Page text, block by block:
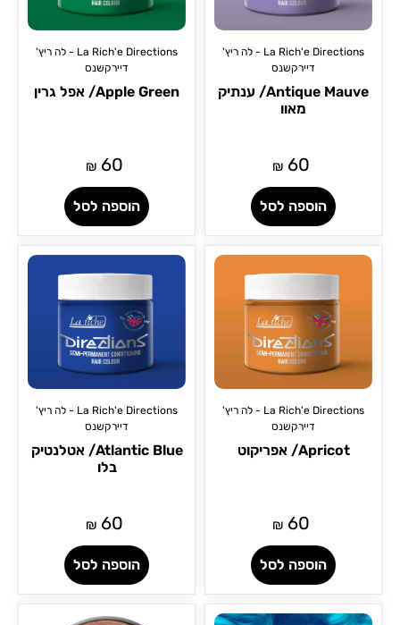
La Rich'e Directions - לה ריץ'
דיירקשנס
Antique Mauve/ ענתיק
מאוו
60
₪
הוספה לסל
La Rich'e Directions - לה ריץ'
דיירקשנס
Apple Green/ אפל גרין
60
₪
הוספה לסל
La Rich'e Directions - לה ריץ'
דיירקשנס
Apricot/ אפריקוט
60
₪
הוספה לסל
La Rich'e Directions - לה ריץ'
דיירקשנס
Atlantic Blue/ אטלנטיק
בלו
60
₪
הוספה לסל